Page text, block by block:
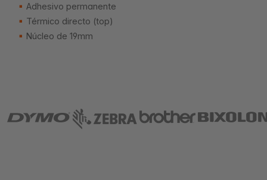
Adhesivo permanente
Térmico directo (top)
Núcleo de 19mm